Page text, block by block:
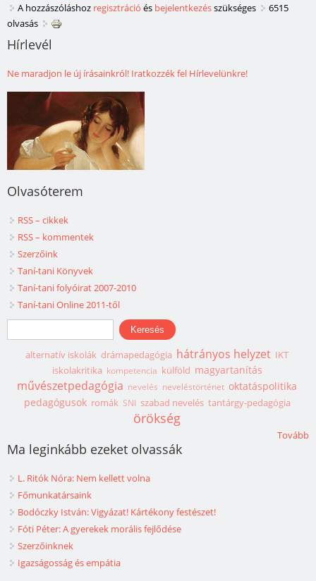
A hozzászóláshoz regisztráció és bejelentkezésszükséges
6515
olvasás
Hírlevél
Ne maradjon le új írásainkról! Iratkozzék fel Hírlevelünkre!
Olvasóterem
RSS – cikkek
RSS – kommentek
Szerzőink
Taní-tani Könyvek
Taní-tani folyóirat 2007-2010
Taní-tani Online 2011-től
Keresés űrlap
Keresés
alternatív iskolák drámapedagógia hátrányos helyzet IKT
iskolakritika kompetencia külföld magyartanítás
művészetpedagógia nevelés neveléstörténet oktatáspolitika
pedagógusok romák SNI szabad nevelés tantárgy-pedagógia
örökség
Tovább
Ma leginkább ezeket olvassák
L. Ritók Nóra: Nem kellett volna
Főmunkatársaink
Bodóczky István: Vigyázat! Kártékony festészet!
Fóti Péter: A gyerekek morális fejlődése
Szerzőinknek
Igazságosság és empátia